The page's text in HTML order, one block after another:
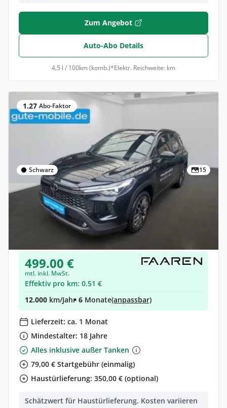
Zum Angebot
Auto-Abo Details
4,5 l / 100km (komb.)*Elektr. Reichweite: km
1.27 Abo-Faktor
Schwarz 15
Privat & Gewerbe
Toyota Corolla Cross
Automatik •179 PS (132 kW)
499.00 €
mtl. inkl. MwSt.
Effektiv pro km: 0.51 €
12.000 km/Jahr• 6 Monate(anpassbar)
Lieferzeit: ca. 1 Monat
Mindestalter: 18 Jahre
Alles inklusive außer Tanken
79,00 € Startgebühr (einmalig)
Haustürlieferung: 350,00 € (optional)
Schätzwert für Haustürlieferung. Kosten variieren